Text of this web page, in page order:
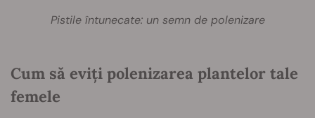
Pistile întunecate: un semn de polenizare
Cum să eviți polenizarea plantelor tale
femele